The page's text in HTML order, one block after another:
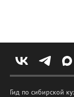
Гид по сибирской